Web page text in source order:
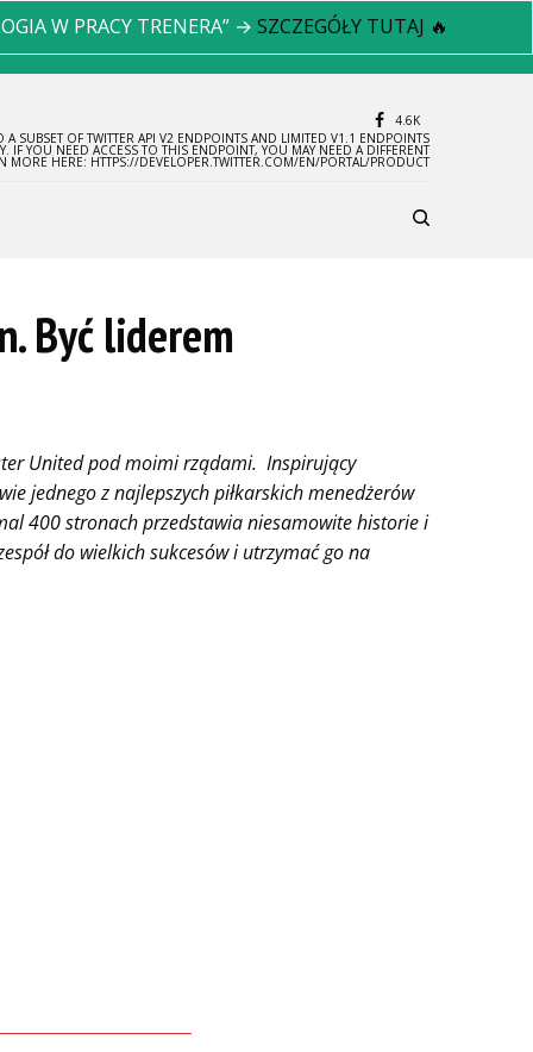
W PRACY TRENERA” → SZCZEGÓŁY TUTAJ 🔥
4.6K
A SUBSET OF TWITTER API V2 ENDPOINTS AND LIMITED V1.1 ENDPOINTS
IF YOU NEED ACCESS TO THIS ENDPOINT, YOU MAY NEED A DIFFERENT
MORE HERE: HTTPS://DEVELOPER.TWITTER.COM/EN/PORTAL/PRODUCT
Być liderem
United pod moimi rządami. Inspirujący
jednego z najlepszych piłkarskich menedżerów
400 stronach przedstawia niesamowite historie i
do wielkich sukcesów i utrzymać go na